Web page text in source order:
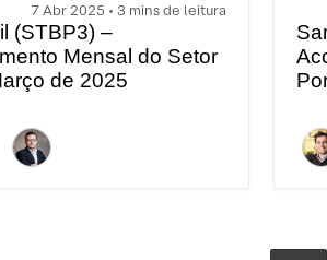
7 Abr 2025 • 3 mins de leitura
(STBP3) –
Mensal do Setor
de 2025